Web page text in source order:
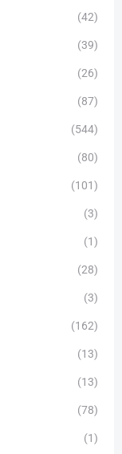
(42)
(39)
(26)
(87)
(544)
(80)
(101)
(3)
(1)
(28)
(3)
(162)
(13)
(13)
(78)
(1)